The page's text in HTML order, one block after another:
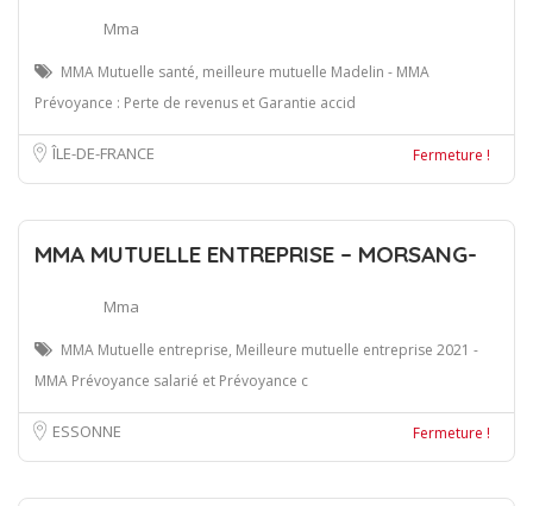
Mma
MMA Mutuelle santé, meilleure mutuelle Madelin - MMA
Prévoyance : Perte de revenus et Garantie accid
ÎLE-DE-FRANCE Fermeture !
MMA MUTUELLE ENTREPRISE – MORSANG-
Mma
MMA Mutuelle entreprise, Meilleure mutuelle entreprise 2021 -
MMA Prévoyance salarié et Prévoyance c
ESSONNE Fermeture !